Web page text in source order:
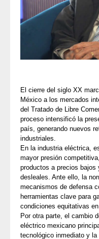
El cierre del siglo XX
México a los mercados
del Tratado de Libre
proceso intensificó la
país, generando nuevos
industriales.
En la industria eléctrica,
mayor presión
productos a precios bajos
desleales. Ante ello, la
mecanismos de defensa
herramientas clave para
condiciones equitativas en
Por otra parte, el cambio
eléctrico mexicano
tecnológico inmediato y